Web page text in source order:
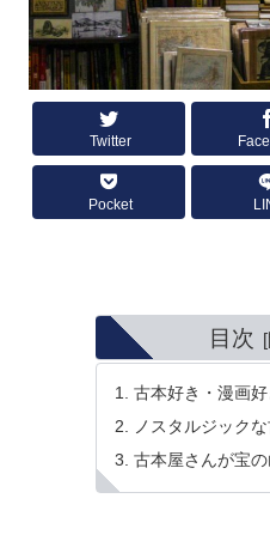
Twitter
Pocket
目次
古本好き・漫画
ノスタルジック
古本屋さんが宝